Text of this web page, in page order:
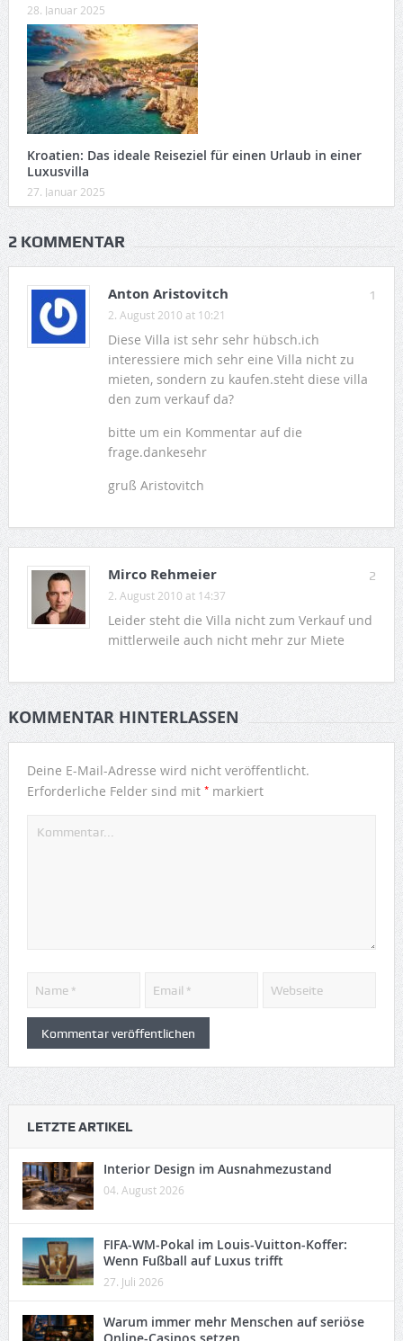
28. Januar 2025
Kroatien: Das ideale Reiseziel für einen Urlaub in einer
Luxusvilla
27. Januar 2025
2 KOMMENTAR
1
Anton Aristovitch
2. August 2010 at 10:21
Diese Villa ist sehr sehr hübsch.ich
interessiere mich sehr eine Villa nicht zu
mieten, sondern zu kaufen.steht diese villa
den zum verkauf da?
bitte um ein Kommentar auf die
frage.dankesehr
gruß Aristovitch
2
Mirco Rehmeier
2. August 2010 at 14:37
Leider steht die Villa nicht zum Verkauf und
mittlerweile auch nicht mehr zur Miete
KOMMENTAR HINTERLASSEN
Deine E-Mail-Adresse wird nicht veröffentlicht.
Erforderliche Felder sind mit *markiert
LETZTE ARTIKEL
Interior Design im Ausnahmezustand
04. August 2026
FIFA-WM-Pokal im Louis-Vuitton-Koffer:
Wenn Fußball auf Luxus trifft
27. Juli 2026
Warum immer mehr Menschen auf seriöse